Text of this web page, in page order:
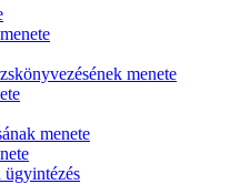
menete
menete
ügyintézés